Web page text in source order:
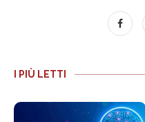
I PIÙ LETTI